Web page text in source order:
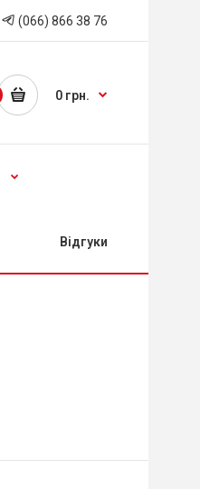
(066) 866 38 76
0 грн.
Відгуки